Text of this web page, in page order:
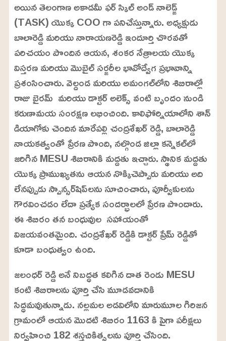
అయిన తెలంగాణ అకాడమీ ఫర్ స్కిల్ అండ్ నాలెడ్జ్
(TASK) యొక్క COO గా పనిచేస్తున్నారు. అధ్యక్షుడు
బాలారెడ్డి మరియు నారాయణరెడ్డి ఇందూర్తి చొరవతో
పరిచయం పొందిన ఆయన, శంకర నేత్రాలయ యొక్క
విస్తరణ మరియు మొబైల్ సర్జరీల భావోద్వేగ ప్రభావాన్ని
ప్రశంసించారు. వెల్దండ మరియు అమంగల్‌లోని శిబిరాల్లో
రాజు బైరమ్ మరియు డాక్టర్ అలెక్స్ వంటి బృందం నుండి
కరుణామయ సంరక్షణ లభించింది. కాలిఫోర్నియాలోని శాన్
డియాగోకు చెందిన మారేపల్లి చంద్రశేఖర్ రెడ్డి, బాలారెడ్డి
నాయకత్వంతో ప్రేరణ పొంది, నల్గొండ జిల్లా కన్నెకల్‌లో
జరిగిన MESU శిబిరానికి మద్దతు ఇచ్చారు. స్థానిక మద్దతు
యొక్క ప్రాముఖ్యతను ఆయన నొక్కిచెప్పారు మరియు అది
లేనప్పుడు స్పాన్సర్‌షిప్‌లను సూచించారు, పూర్వీకులను
గౌరవించడం లేదా ప్రత్యేక సందర్భాలలో ప్రేరణ పొందారు.
ఈ శిబిరం తన బంధువుల సహాయంతో
విజయవంతమైంది. చంద్రశేఖర్ రెడ్డికి డాక్టర్ ప్రేమ్ రెడ్డితో
కూడా బంధుత్వం ఉంది.
జలంధర్ రెడ్డి అనే నిబద్ధత కలిగిన దాత రెండు MESU
కంటి శిబిరాలను పూర్తి చేసి మూడవదానికి
సిద్ధమవుతున్నాడు. నల్లమల అడవిలోని మారుమూల గిరిజన
గ్రామంలో ఆయన మొదటి శిబిరం 1163 కి పైగా పరీక్షలు
నిర్వహించి 182 శస్త్రచికిత్సలను పూర్తి చేసింది.